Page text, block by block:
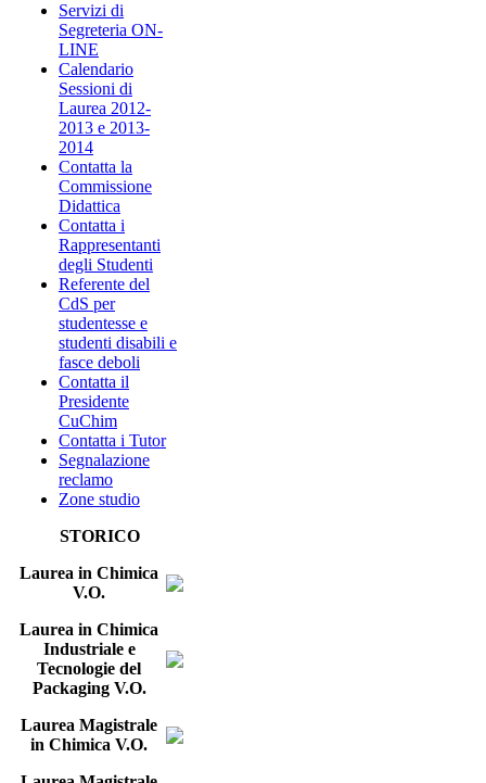
Servizi di
Segreteria ON-
LINE
Calendario
Sessioni di
Laurea 2012-
2013 e 2013-
2014
Contatta la
Commissione
Didattica
Contatta i
Rappresentanti
degli Studenti
Referente del
CdS per
studentesse e
studenti disabili e
fasce deboli
Contatta il
Presidente
CuChim
Contatta i Tutor
Segnalazione
reclamo
Zone studio
STORICO
Laurea in Chimica
V.O.
Laurea in Chimica
Industriale e
Tecnologie del
Packaging V.O.
Laurea Magistrale
in Chimica V.O.